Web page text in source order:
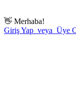
👋 Merhaba!
Giriş Yap veya Üye